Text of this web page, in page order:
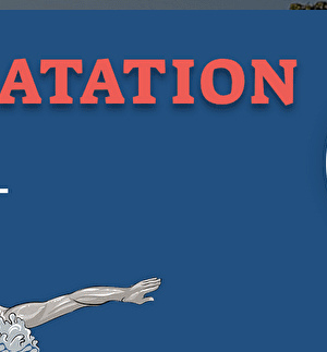
Exporter uniquement les colonnes affichées
Menu
Je m'abonne à la newsletter
OK